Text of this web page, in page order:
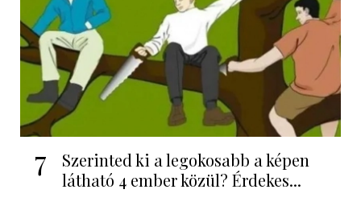
7
Szerinted ki a legokosabb a képen
látható 4 ember közül? Érdekes...